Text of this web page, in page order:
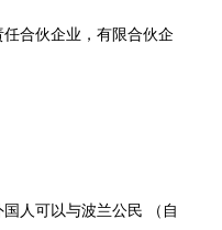
合伙企业，有限合伙企
人可以与波兰公民 （自